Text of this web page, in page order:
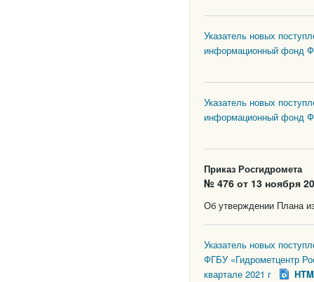
Указатель новых
информационный фонд
Указатель новых
информационный фонд
Приказ Росгидромета
№ 476 от 13 ноября
Об утверждении Плана
Указатель новых
ФГБУ «Гидрометцентр
квартале 2021 г